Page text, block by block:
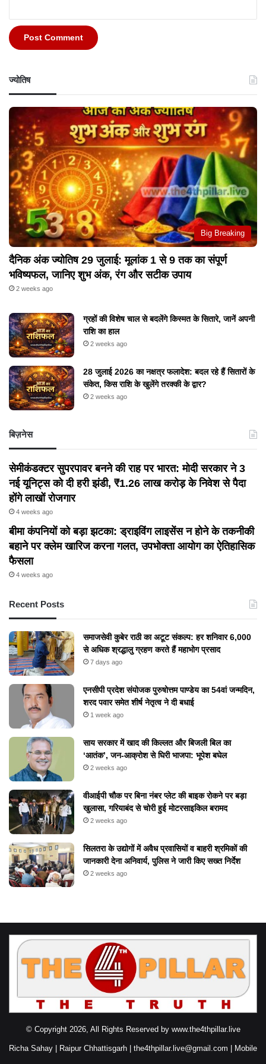
ज्योतिष
Big Breaking
दैनिक अंक ज्योतिष 29 जुलाई: मूलांक 1 से 9 तक का संपूर्ण
भविष्यफल, जानिए शुभ अंक, रंग और सटीक उपाय
2 weeks ago
ग्रहों की विशेष चाल से बदलेंगे किस्मत के सितारे, जानें अपनी
राशि का हाल
2 weeks ago
28 जुलाई 2026 का नक्षत्र फलादेश: बदल रहे हैं सितारों के
संकेत, किस राशि के खुलेंगे तरक्की के द्वार?
2 weeks ago
बिज़नेस
सेमीकंडक्टर सुपरपावर बनने की राह पर भारत: मोदी सरकार ने 3
नई यूनिट्स को दी हरी झंडी, ₹1.26 लाख करोड़ के निवेश से पैदा
होंगे लाखों रोजगार
4 weeks ago
बीमा कंपनियों को बड़ा झटका: ड्राइविंग लाइसेंस न होने के तकनीकी
बहाने पर क्लेम खारिज करना गलत, उपभोक्ता आयोग का ऐतिहासिक
फैसला
4 weeks ago
Recent Posts
समाजसेवी कुबेर राठी का अटूट संकल्प: हर शनिवार 6,000
से अधिक श्रद्धालु ग्रहण करते हैं महाभोग प्रसाद
7 days ago
एनसीपी प्रदेश संयोजक पुरुषोत्तम पाण्डेय का 54वां जन्मदिन,
शरद पवार समेत शीर्ष नेतृत्व ने दी बधाई
1 week ago
​साय सरकार में खाद की किल्लत और बिजली बिल का
‘आतंक’, जन-आक्रोश से घिरी भाजपा: भूपेश बघेल
2 weeks ago
वीआईपी चौक पर बिना नंबर प्लेट की बाइक रोकने पर बड़ा
खुलासा, गरियाबंद से चोरी हुई मोटरसाइकिल बरामद
2 weeks ago
सिलतरा के उद्योगों में अवैध प्रवासियों व बाहरी श्रमिकों की
जानकारी देना अनिवार्य, पुलिस ने जारी किए सख्त निर्देश
2 weeks ago
© Copyright 2026, All Rights Reserved by www.the4thpillar.live
Richa Sahay | Raipur Chhattisgarh | the4thpillar.live@gmail.com | Mobile